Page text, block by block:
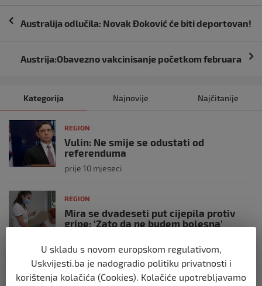
Navigacija
Australija odlučila: Novak Đoković će biti deportovan!
Austrija:Obavezno vakcinisanje početkom februara
Kategorija Najnovije Najčitanije
REGION
Vulin: Ne smije se odustati od
referenduma
prije 10 mjeseci
REGION
Mira se dvadeseti put cijepila protiv
gripe: ‘Zato da ne budem bolesna’
REGION
Predsjednik Srbije Aleksandar Vučić
U skladu s novom europskom regulativom,
Uskvijesti.ba je nadogradio politiku privatnosti i
korištenja kolačića (Cookies). Kolačiće upotrebljavamo